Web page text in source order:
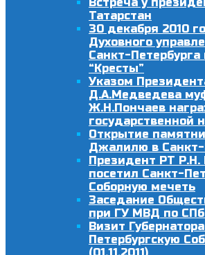
Татарстан
30 декабря 2010
Духовного
Санкт-Петербурга
“Кресты”
Указом
Д.А.Медведева
Ж.Н.Пончаев
государственной
Открытие
Джалилю в Санкт-
Президент РТ Р.Н.
посетил Санкт-
Соборную мечеть
Заседание
при ГУ МВД по СПб
Визит
Петербургскую